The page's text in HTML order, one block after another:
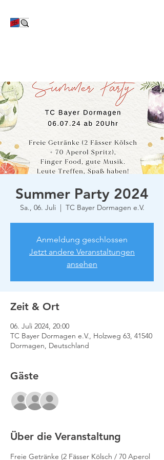
Summer Party 2024
Sa., 06. Juli
  |
TC Bayer Dormagen e.V.
Anmeldung geschlossen
Jetzt andere Veranstaltungen
ansehen
Zeit & Ort
06. Juli 2024, 20:00
TC Bayer Dormagen e.V., Holzweg 63, 41540
Dormagen, Deutschland
Gäste
Über die Veranstaltung
Freie Getränke (2 Fässer Kölsch / 70 Aperol